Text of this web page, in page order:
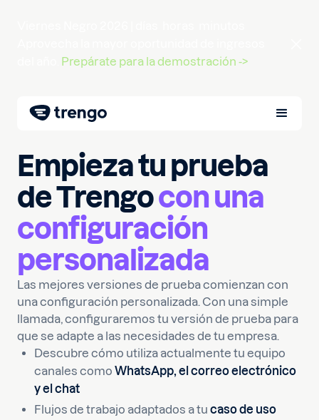
Prepárate para la demostración ->
Empieza tu prueba
de Trengocon una
configuración
personalizada
Las mejores versiones de prueba comienzan con
una configuración personalizada. Con una simple
llamada, configuraremos tu versión de prueba para
que se adapte a las necesidades de tu empresa.
Descubre cómo utiliza actualmente tu equipo
canales como WhatsApp, el correo electrónico
y el chat
Flujos de trabajo adaptados a tu caso de uso